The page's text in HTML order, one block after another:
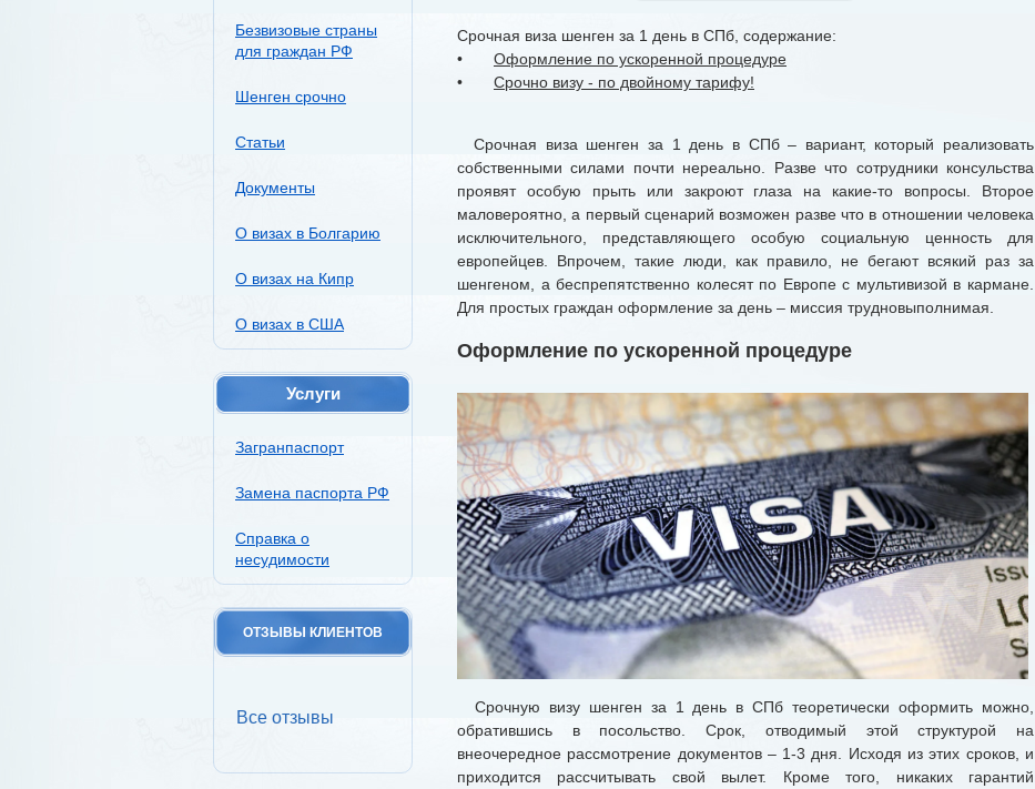
Безвизовые страны
для граждан РФ
Шенген срочно
Статьи
Документы
О визах в Болгарию
О визах на Кипр
О визах в США
Услуги
Загранпаспорт
Замена паспорта РФ
Справка о
несудимости
ОТЗЫВЫ КЛИЕНТОВ
Все отзывы
Срочная виза шенген за 1 день в СПб, содержание:
• Оформление по ускоренной процедуре
• Срочно визу - по двойному тарифу!
Срочная виза шенген за 1 день в СПб – вариант, который реализовать
собственными силами почти нереально. Разве что сотрудники консульства
проявят особую прыть или закроют глаза на какие-то вопросы. Второе
маловероятно, а первый сценарий возможен разве что в отношении человека
исключительного, представляющего особую социальную ценность для
европейцев. Впрочем, такие люди, как правило, не бегают всякий раз за
шенгеном, а беспрепятственно колесят по Европе с мультивизой в кармане.
Для простых граждан оформление за день – миссия трудновыполнимая.
Оформление по ускоренной процедуре
Срочную визу шенген за 1 день в СПб теоретически оформить можно,
обратившись в посольство. Срок, отводимый этой структурой на
внеочередное рассмотрение документов – 1-3 дня. Исходя из этих сроков, и
приходится рассчитывать свой вылет. Кроме того, никаких гарантий